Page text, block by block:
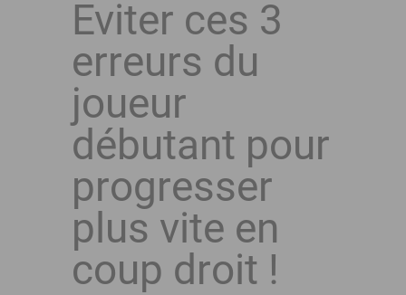
Eviter ces 3
erreurs du
joueur
débutant pour
progresser
plus vite en
coup droit !